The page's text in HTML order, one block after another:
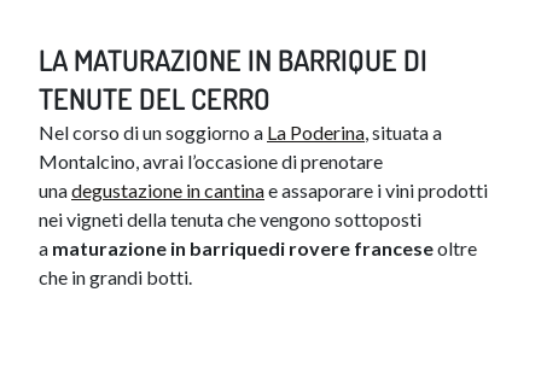
LA MATURAZIONE IN BARRIQUE DI
TENUTE DEL CERRO
Nel corso di un soggiorno a La Poderina, situata a
Montalcino, avrai l’occasione di prenotare
unadegustazione in cantinae assaporare i vini prodotti
nei vigneti della tenuta che vengono sottoposti
a maturazione in barriquedi rovere franceseoltre
che in grandi botti.